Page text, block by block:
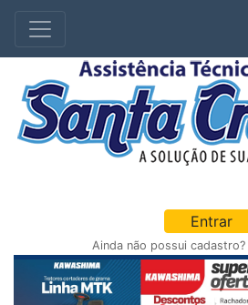
Entrar
Ainda não possui cadastro?